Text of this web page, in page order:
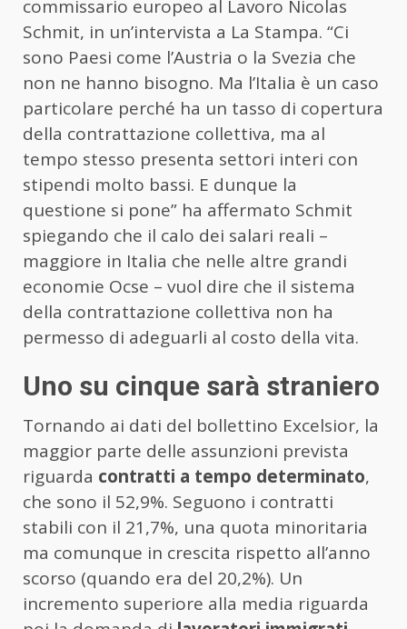
commissario europeo al Lavoro Nicolas
Schmit, in un’intervista a La Stampa. “Ci
sono Paesi come l’Austria o la Svezia che
non ne hanno bisogno. Ma l’Italia è un caso
particolare perché ha un tasso di copertura
della contrattazione collettiva, ma al
tempo stesso presenta settori interi con
stipendi molto bassi. E dunque la
questione si pone” ha affermato Schmit
spiegando che il calo dei salari reali –
maggiore in Italia che nelle altre grandi
economie Ocse – vuol dire che il sistema
della contrattazione collettiva non ha
permesso di adeguarli al costo della vita.
Uno su cinque sarà straniero
Tornando ai dati del bollettino Excelsior, la
maggior parte delle assunzioni prevista
riguarda contratti a tempo determinato,
che sono il 52,9%. Seguono i contratti
stabili con il 21,7%, una quota minoritaria
ma comunque in crescita rispetto all’anno
scorso (quando era del 20,2%). Un
incremento superiore alla media riguarda